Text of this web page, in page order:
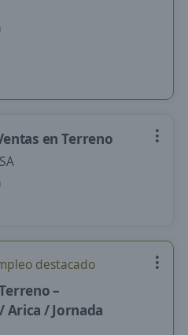
en Terreno
destacado
–
Arica / Jornada